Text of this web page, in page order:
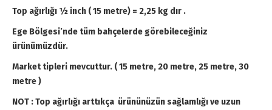
Top ağırlığı ½ inch ( 15 metre) = 2,25 kg dır .
Ege Bölgesi’nde tüm bahçelerde görebileceğiniz
ürünümüzdür.
Market tipleri mevcuttur. ( 15 metre, 20 metre, 25 metre, 30
metre )
NOT : Top ağırlığı arttıkça ürününüzün sağlamlığı ve uzun